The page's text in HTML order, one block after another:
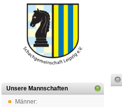
Unsere Mannschaften
Männer: